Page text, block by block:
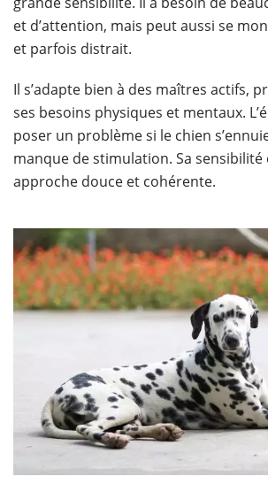
et d’attention, mais peut aussi se
et parfois distrait.
Il s’adapte bien à des maîtres actifs,
ses besoins physiques et mentaux.
poser un problème si le chien
manque de stimulation. Sa
approche douce et cohérente.